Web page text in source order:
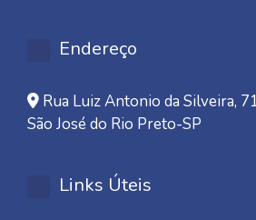
Endereço
Rua Luiz Antonio da Silveira,
São José do Rio Preto-SP
Links Úteis